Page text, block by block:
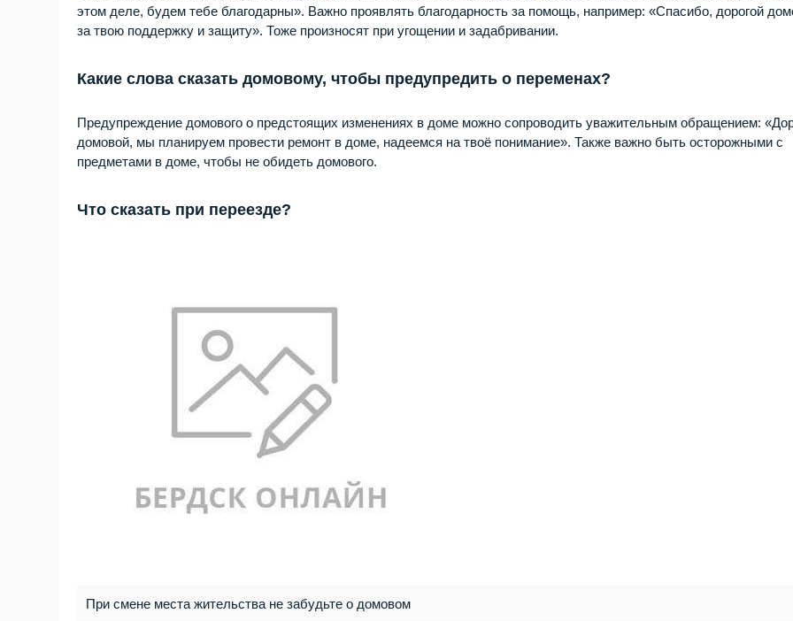
этом деле, будем тебе благодарны». Важно проявлять благодарность за помощь, например: «Спасибо, дорогой
за твою поддержку и защиту». Тоже произносят при угощении и задабривании.
Какие слова сказать домовому, чтобы предупредить о переменах?
Предупреждение домового о предстоящих изменениях в доме можно сопроводить уважительным обращением:
домовой, мы планируем провести ремонт в доме, надеемся на твоё понимание». Также важно быть осторожными с
предметами в доме, чтобы не обидеть домового.
Что сказать при переезде?
При смене места жительства не забудьте о домовом